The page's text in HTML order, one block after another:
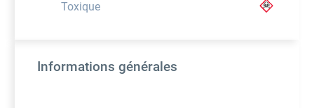
Toxique
Informations générales